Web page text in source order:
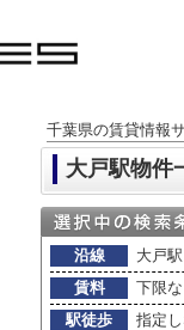
千葉県の賃貸情報
大戸駅物件
沿線
大戸駅
賃料
下限
駅徒歩
指定